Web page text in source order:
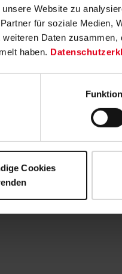
unsere Website zu
für soziale Medien,
Daten
haben.
Cookies